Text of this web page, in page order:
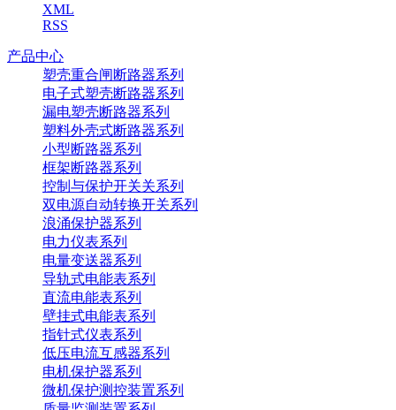
XML
RSS
产品中心
塑壳重合闸断路器系列
电子式塑壳断路器系列
漏电塑壳断路器系列
塑料外壳式断路器系列
小型断路器系列
框架断路器系列
控制与保护开关关系列
双电源自动转换开关系列
浪涌保护器系列
电力仪表系列
电量变送器系列
导轨式电能表系列
直流电能表系列
壁挂式电能表系列
指针式仪表系列
低压电流互感器系列
电机保护器系列
微机保护测控装置系列